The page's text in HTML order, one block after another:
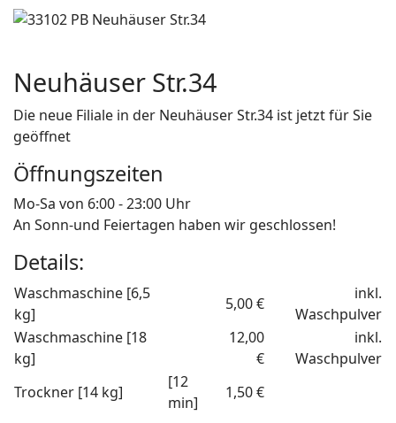
Neuhäuser Str.34
Die neue Filiale in der Neuhäuser Str.34 ist jetzt für Sie
geöffnet
Öffnungszeiten
Mo-Sa von 6:00 - 23:00 Uhr
An Sonn-und Feiertagen haben wir geschlossen!
Details:
Waschmaschine [6,5
kg]
5,00 €
inkl.
Waschpulver
Waschmaschine [18
kg]
12,00
€
inkl.
Waschpulver
Trockner [14 kg]
[12
min]
1,50 €